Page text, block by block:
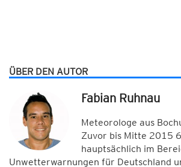
ÜBER DEN AUTOR
Fabian Ruhnau
Meteorologe aus
Zuvor bis Mitte 2015
hauptsächlich im
Unwetterwarnungen für Deutschland